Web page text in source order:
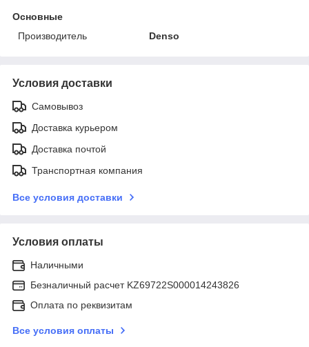
Основные
Производитель
Denso
Условия доставки
Самовывоз
Доставка курьером
Доставка почтой
Транспортная компания
Все условия доставки
Условия оплаты
Наличными
Безналичный расчет KZ69722S000014243826
Оплата по реквизитам
Все условия оплаты